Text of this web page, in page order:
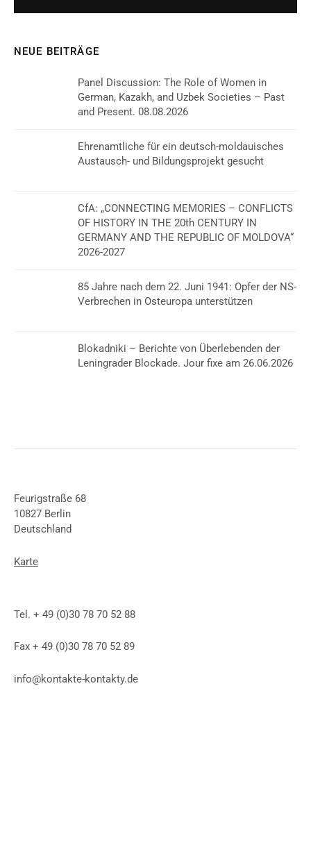
NEUE BEITRÄGE
Panel Discussion: The Role of Women in
German, Kazakh, and Uzbek Societies – Past
and Present. 08.08.2026
Ehrenamtliche für ein deutsch-moldauisches
Austausch- und Bildungsprojekt gesucht
CfA: „CONNECTING MEMORIES – CONFLICTS
OF HISTORY IN THE 20th CENTURY IN
GERMANY AND THE REPUBLIC OF MOLDOVA“
2026-2027
85 Jahre nach dem 22. Juni 1941: Opfer der NS-
Verbrechen in Osteuropa unterstützen
Blokadniki – Berichte von Überlebenden der
Leningrader Blockade. Jour fixe am 26.06.2026
Feurigstraße 68
10827 Berlin
Deutschland
Karte
Tel. + 49 (0)30 78 70 52 88
Fax + 49 (0)30 78 70 52 89
info@kontakte-kontakty.de